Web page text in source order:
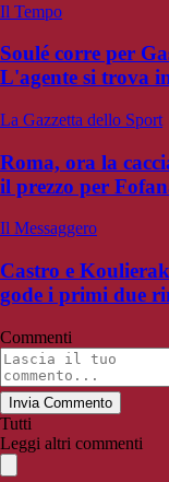
Il Tempo
Soulé corre per
L'agente si trova
La Gazzetta dello Sport
Roma, ora la
il prezzo per
Il Messaggero
Castro e
gode i primi due
Commenti
Invia Commento
Tutti
Leggi altri commenti